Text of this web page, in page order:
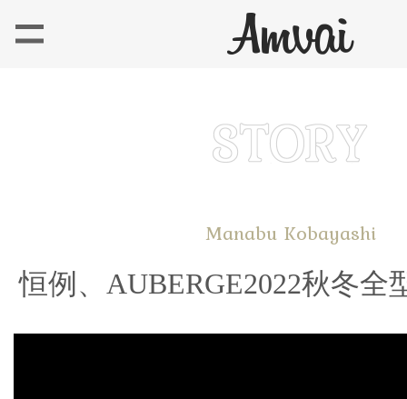
Manabu Kobayashi
恒例、AUBERGE2022秋冬